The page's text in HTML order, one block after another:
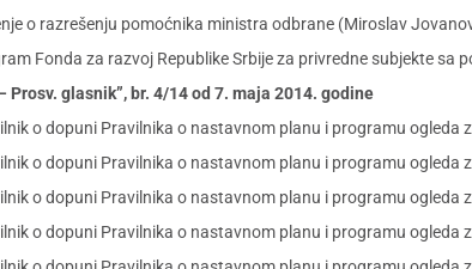
o razrešenju pomoćnika ministra odbrane (Miroslav
Fonda za razvoj Republike Srbije za privredne subjekte sa
Prosv. glasnik”, br. 4/14 od 7. maja 2014. godine
o dopuni Pravilnika o nastavnom planu i programu
o dopuni Pravilnika o nastavnom planu i programu
o dopuni Pravilnika o nastavnom planu i programu
o dopuni Pravilnika o nastavnom planu i programu